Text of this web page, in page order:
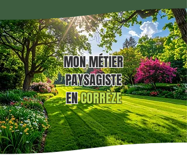
MON MÉTIER
PAYSAGISTE
ENCORRÈZE